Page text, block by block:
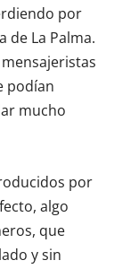
por
de La Palma.
podían
mucho
por
algo
que
y sin